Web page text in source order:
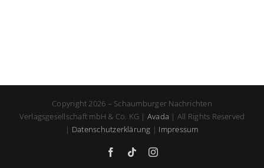
Copyright 2026 – Schaumburger Nachrichten
Verlagsgesellschaft mbH & Co. KG | Avada | All Rights Reserved
| Datenschutzerklärung | Impressum
Facebook
TiktokInstagram